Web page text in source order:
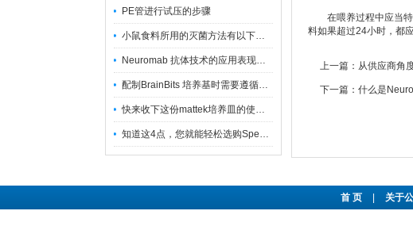
PE管进行试压的步骤
小鼠食料所用的灭菌方法有以下三种
Neuromab 抗体技术的应用表现在这几方面
配制BrainBits 培养基时需要遵循的原则
快来收下这份mattek培养皿的使用指南
知道这4点，您就能轻松选购Spectrum 膜
在喂养过程中应当特
料如果超过24小时，都
上一篇： 从供应商角
下一篇： 什么是
首 页 关于